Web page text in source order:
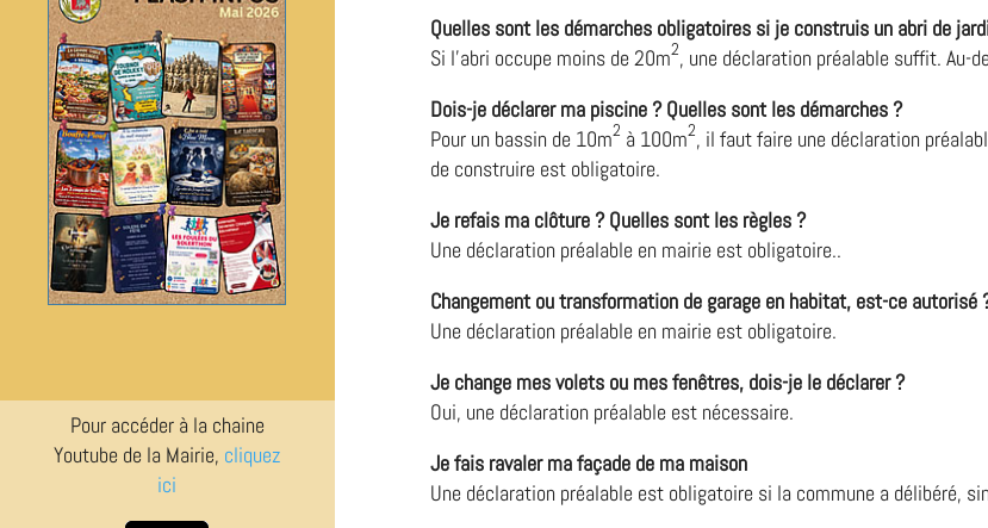
Pour accéder à la chaine
Youtube de la Mairie, cliquez
ici
Quelles sont les démarches obligatoires si je construis un abri de
Si l’abri occupe moins de 20m2, une déclaration préalable suffit. Au-
Dois-je déclarer ma piscine ? Quelles sont les démarches ?
Pour un bassin de 10m2 à 100m2, il faut faire une déclaration
de construire est obligatoire.
Je refais ma clôture ? Quelles sont les règles ?
Une déclaration préalable en mairie est obligatoire..
Changement ou transformation de garage en habitat, est-ce autorisé
Une déclaration préalable en mairie est obligatoire.
Je change mes volets ou mes fenêtres, dois-je le déclarer ?
Oui, une déclaration préalable est nécessaire.
Je fais ravaler ma façade de ma maison
Une déclaration préalable est obligatoire si la commune a délibéré,